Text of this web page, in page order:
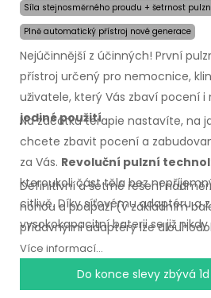
Síla stejnosměrného proudu + šetrnost
Plně automatický přístroj nové generace
Nejúčinnější z účinných! První
přístroj určený pro nemocnice,
uživatele, který Vás zbaví pocení i
jediné použití.
Na začátku terapie nastavíte, na
chcete zbavit pocení a
za Vás. Revoluční pulzní
kteroukoli část těla bez
citlivě. Díky síťovému adaptéru a
vysokokapacitní baterii se již
zaskočili vybité baterie.
Definitivní a šetrné řešení
nohou a podpaží(v základním
přídavnýmiadaptéry lze
nadměrné pocení hlavy, čela,
a dalších částí těla.
případěnespokojenostia
Více informací...
Do konce slevy zbývá